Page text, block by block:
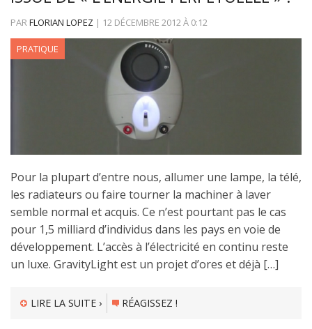
PARFLORIAN LOPEZ | 12 DÉCEMBRE 2012À 0:12
PRATIQUE
Pour la plupart d’entre nous, allumer une lampe, la télé,
les radiateurs ou faire tourner la machiner à laver
semble normal et acquis. Ce n’est pourtant pas le cas
pour 1,5 milliard d’individus dans les pays en voie de
développement. L’accès à l’électricité en continu reste
un luxe. GravityLight est un projet d’ores et déjà […]
LIRE LA SUITE › RÉAGISSEZ !